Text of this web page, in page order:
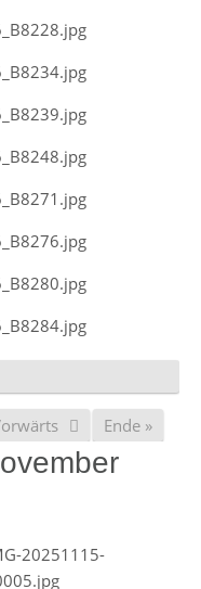
Ende »